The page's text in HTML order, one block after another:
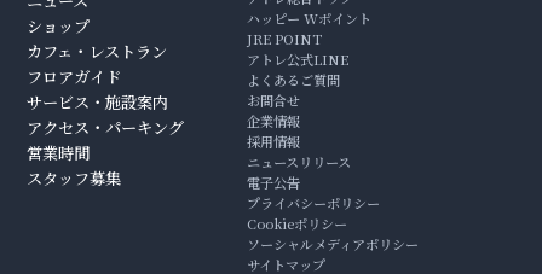
ショップ
カフェ・レストラン
フロアガイド
サービス・施設案内
アクセス・パーキング
営業時間
スタッフ募集
ハッピー Wポイント
JRE POINT
アトレ公式LINE
よくあるご質問
お問合せ
企業情報
採用情報
ニュースリリース
電子公告
プライバシーポリシー
Cookieポリシー
ソーシャルメディアポリシー
サイトマップ